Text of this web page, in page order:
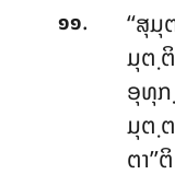
໑໑. ‘‘ສຸ
ມຸຕ຺
ອຸທຸກ຺
ມຸຕ຺
ຕາ’’